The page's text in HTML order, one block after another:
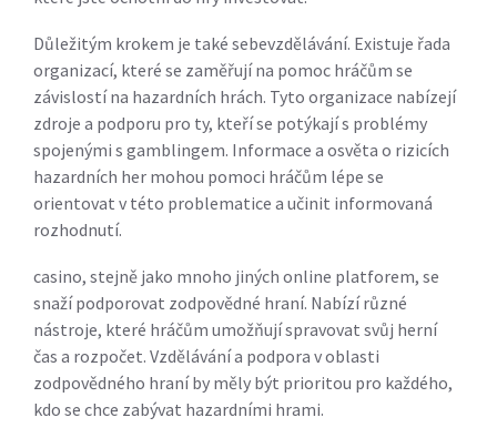
Důležitým krokem je také sebevzdělávání. Existuje řada
organizací, které se zaměřují na pomoc hráčům se
závislostí na hazardních hrách. Tyto organizace nabízejí
zdroje a podporu pro ty, kteří se potýkají s problémy
spojenými s gamblingem. Informace a osvěta o rizicích
hazardních her mohou pomoci hráčům lépe se
orientovat v této problematice a učinit informovaná
rozhodnutí.
casino, stejně jako mnoho jiných online platforem, se
snaží podporovat zodpovědné hraní. Nabízí různé
nástroje, které hráčům umožňují spravovat svůj herní
čas a rozpočet. Vzdělávání a podpora v oblasti
zodpovědného hraní by měly být prioritou pro každého,
kdo se chce zabývat hazardními hrami.